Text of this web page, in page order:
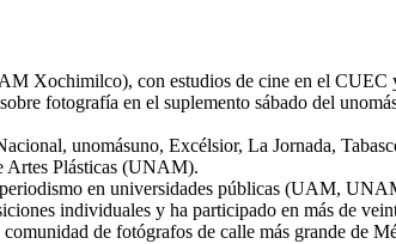
Xochimilco), con estudios de cine en el
fotografía en el suplemento sábado del
unomásuno, Excélsior, La Jornada,
Artes Plásticas (UNAM).
en universidades públicas (UAM,
individuales y ha participado en más de
de fotógrafos de calle más grande de